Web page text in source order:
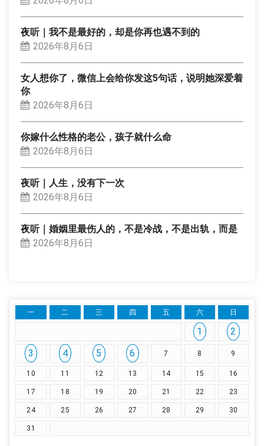
夜听｜我不是最好的，却是你再也遇不到的
2026年8月6日
女人想你了，微信上会给你发这5句话，说明她深爱着
你
2026年8月6日
你嫁什么性格的老公，孩子就什么命
2026年8月6日
夜听｜人生，没有下一次
2026年8月6日
夜听｜婚姻里最伤人的，不是冷战，不是出轨，而是
2026年8月6日
一 二 三 四 五 六 日
1
2
3
4 5 6 7 8 9
10 11 12 13 14 15 16
17 18 19 20 21 22 23
24 25 26 27 28 29 30
31